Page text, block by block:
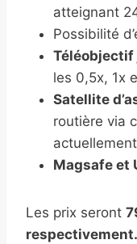
atteignant
Possibilité
Téléobjectif
les 0,5x, 1x
Satellite
routière via
Magsafe et
Les prix seront
respectivement.